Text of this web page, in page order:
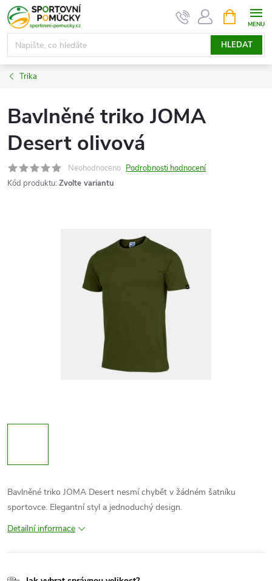
Přejít
na
obsah
HLEDAT
NÁKUPNÍ
KOŠÍK
Trika
Bavlněné triko JOMA
Desert olivová
Neohodnoceno Podrobnosti hodnocení
Kód produktu: Zvolte variantu
Bavlněné triko JOMA Desert nesmí chybět v žádném šatníku
sportovce. Elegantní styl a jednoduchý design.
Detailní informace